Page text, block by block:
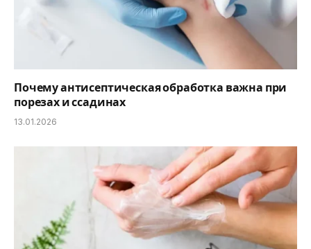
Почему антисептическая обработка важна при
порезах и ссадинах
13.01.2026